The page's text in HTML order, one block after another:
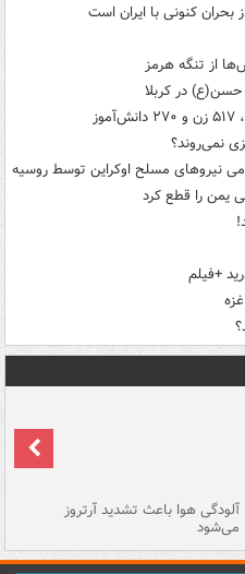
بحران کنونی با ایران است
از تنگه هرمز
حسن(ع) در کربلا
نمی‌روند؟
نیروهای مسلح اوکراین توسط روسیه
یمن را قطع کرد
+فیلم
آلودگی هوا باعث تشدید آرتروز
می‌شود